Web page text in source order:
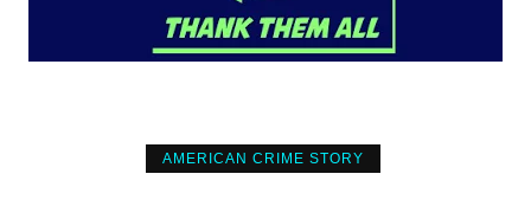
AMERICAN CRIME STORY